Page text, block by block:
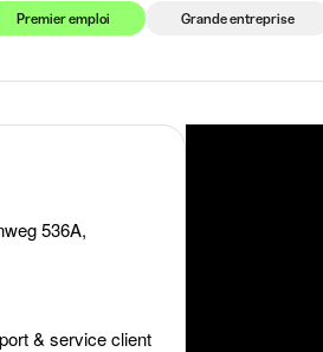
Premier emploi Grande entreprise
536A,
& service client